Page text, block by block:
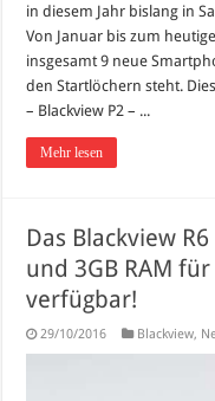
in diesem Jahr bislang in
Von Januar bis zum
insgesamt 9 neue
den Startlöchern steht.
– Blackview P2 – ...
Mehr lesen
Das Blackview
und 3GB RAM
verfügbar!
29/10/2016 Blackview,